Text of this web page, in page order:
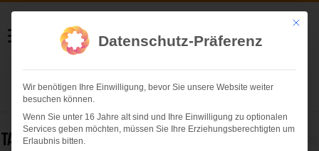
Helmut Swoboda
Fotografie
Herzlich willkommen
Tag Archives:
Mit
Datenschutz-Präferenz
Wir benötigen Ihre Einwilligung, bevor Sie unsere Website weiter
besuchen können.
Wenn Sie unter 16 Jahre alt sind und Ihre Einwilligung zu optionalen
Services geben möchten, müssen Sie Ihre Erziehungsberechtigten um
Erlaubnis bitten.